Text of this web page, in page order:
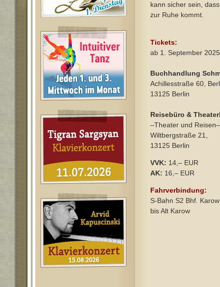
kann sicher sein,
zur Ruhe kommt.
Tickets:
ab 1. September 2025
Buchhandlung
Achillesstraße 60,
13125 Berlin
Reisebüro &
–Theater und Reisen–
Wiltbergstraße 21,
13125 Berlin
VVK: 14,– EUR
AK: 16,– EUR
Fahrverbindung:
S-Bahn S2 Bhf.
bis Alt Karow